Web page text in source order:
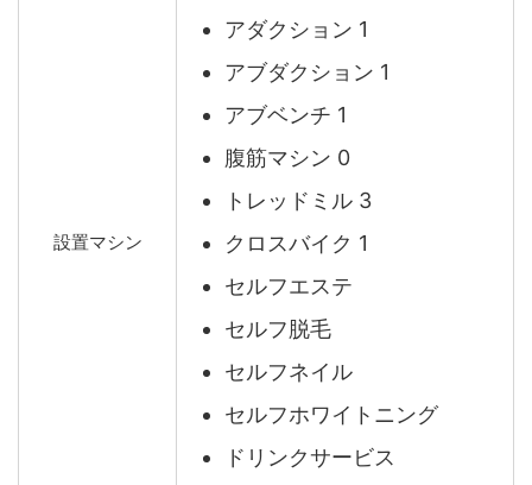
設置マシン
アダクション 1
アブダクション 1
アブベンチ 1
腹筋マシン 0
トレッドミル 3
クロスバイク 1
セルフエステ
セルフ脱毛
セルフネイル
セルフホワイトニング
ドリンクサービス